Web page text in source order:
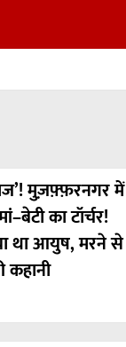
मुज़फ़्फ़रनगर में
का टॉर्चर!
था आयुष, मरने से
कहानी